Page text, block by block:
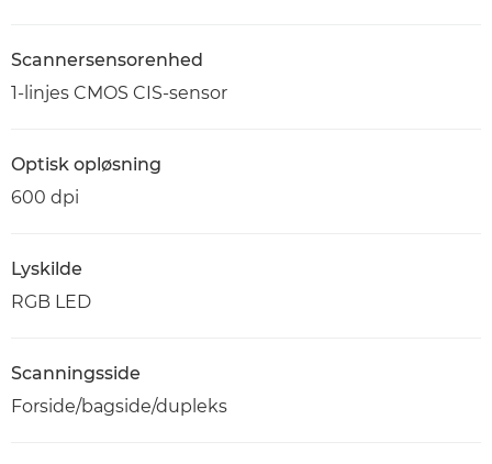
Scannersensorenhed
1-linjes CMOS CIS-sensor
Optisk opløsning
600 dpi
Lyskilde
RGB LED
Scanningsside
Forside/bagside/dupleks